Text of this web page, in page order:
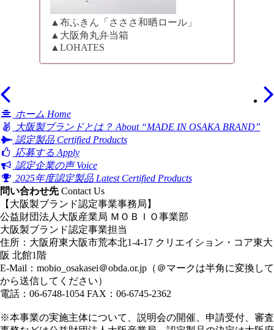
▲布ふきん「さささ和晒ロール」
▲大阪角丸弁当箱
▲LOHATES
ホーム Home
大阪製ブランドとは？ About “MADE IN OSAKA BRAND”
認定製品 Certified Products
応募する Apply
認定企業の声 Voice
2025年度認定製品 Latest Certified Products
問い合わせ先 Contact Us
【大阪製ブランド認定事業事務局】
公益財団法人大阪産業局 ＭＯＢＩＯ事業部
大阪製ブランド認定事業担当
住所：大阪府東大阪市荒本北1-4-17 クリエイション・コア東大
阪 北館1階
E-Mail： mobio_osakasei＠obda.or.jp （＠マークは半角に変換して
から送信してください）
電話：06-6748-1054 FAX：06-6745-2362
※本事業の実施主体について、説明会の開催、申請受付、審査